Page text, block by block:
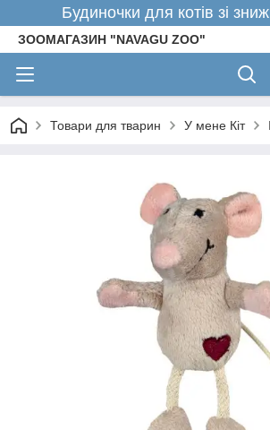
Будиночки для котів зі
ЗООМАГАЗИН "NAVAGU ZOO"
Товари для тварин У мене Кіт